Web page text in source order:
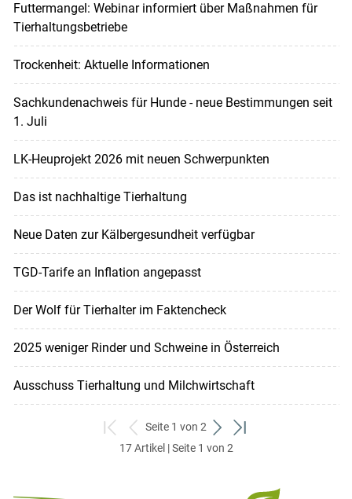
Futtermangel: Webinar informiert über Maßnahmen für
Tierhaltungsbetriebe
Trockenheit: Aktuelle Informationen
Sachkundenachweis für Hunde - neue Bestimmungen seit
1. Juli
LK-Heuprojekt 2026 mit neuen Schwerpunkten
Das ist nachhaltige Tierhaltung
Neue Daten zur Kälbergesundheit verfügbar
TGD-Tarife an Inflation angepasst
Der Wolf für Tierhalter im Faktencheck
2025 weniger Rinder und Schweine in Österreich
Ausschuss Tierhaltung und Milchwirtschaft
zum
ersten
zurück
zum
Seite 1 von 2
weiter
zum
zum
17 Artikel | Seite 1 von 2